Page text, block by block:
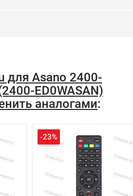
для Asano 2400-
ED0WASAN)
аналогами:
-23%